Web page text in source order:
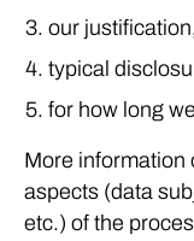
our
typical
for how long
More information
aspects (data
etc.) of the